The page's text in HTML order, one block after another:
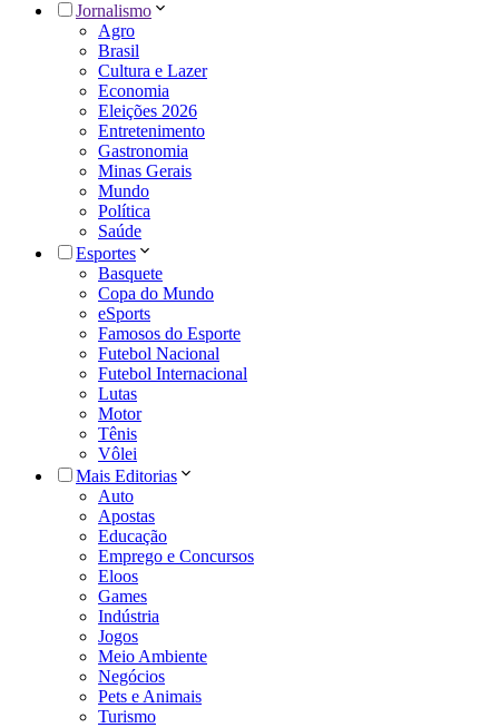
Jornalismo
Agro
Brasil
Cultura e Lazer
Economia
Eleições 2026
Entretenimento
Gastronomia
Minas Gerais
Mundo
Política
Saúde
Esportes
Basquete
Copa do Mundo
eSports
Famosos do Esporte
Futebol Nacional
Futebol Internacional
Lutas
Motor
Tênis
Vôlei
Mais Editorias
Auto
Apostas
Educação
Emprego e Concursos
Eloos
Games
Indústria
Jogos
Meio Ambiente
Negócios
Pets e Animais
Turismo